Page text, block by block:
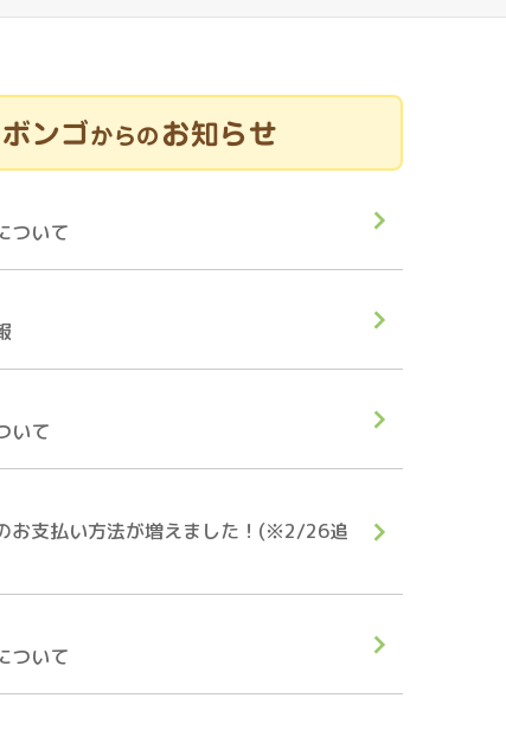
ンゴ からの お知らせ
ついて
いて
お支払い方法が増えました！(※2/26追
ついて